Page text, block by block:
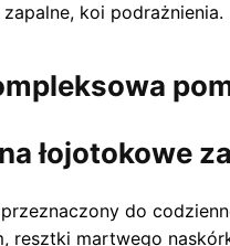
zapalne, koi podrażnienia.
łojotokowe
do
resztki martwego